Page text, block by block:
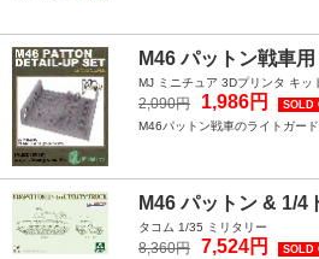
M46 パットン戦車
MJ ミニチュア 3Dプリンタ キッ
2,090円 1,986円 SOLD
M46パットン戦車のライトガー
M46 パットン & 1/4
タコム 1/35 ミリタリー
8,360円 7,524円 SOLD